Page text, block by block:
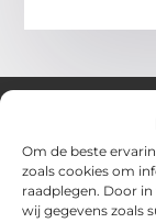
Om de beste
zoals cookies om
raadplegen. Door
wij gegevens zoals
Over
Jouw gids voor
Ontdek een
om het meeste